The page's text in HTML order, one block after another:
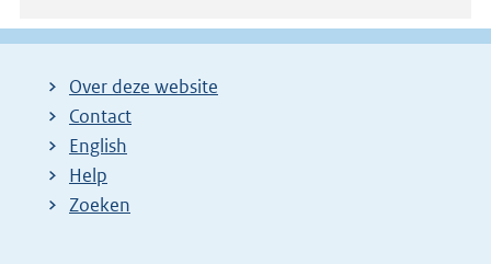
Over deze website
Contact
English
Help
Zoeken